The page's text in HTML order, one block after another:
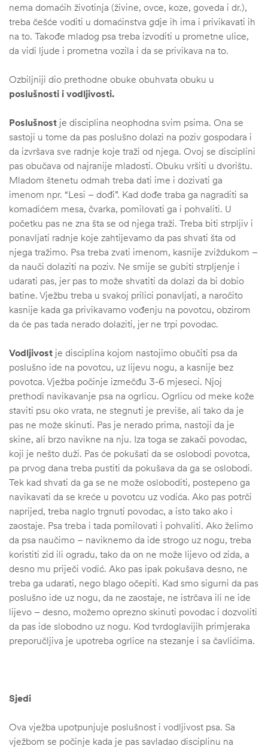
nema domaćih životinja (živine, ovce, koze, goveda i dr.),
treba češće voditi u domaćinstva gdje ih ima i privikavati ih
na to. Takođe mladog psa treba izvoditi u prometne ulice,
da vidi ljude i prometna vozila i da se privikava na to.
Ozbiljniji dio prethodne obuke obuhvata obuku u
poslušnosti i vodljivosti.
Poslušnost je disciplina neophodna svim psima. Ona se
sastoji u tome da pas poslušno dolazi na poziv gospodara i
da izvršava sve radnje koje traži od njega. Ovoj se disciplini
pas obučava od najranije mladosti. Obuku vršiti u dvorištu.
Mladom štenetu odmah treba dati ime i dozivati ga
imenom npr. “Lesi – dođi”. Kad dođe traba ga nagraditi sa
komadićem mesa, čvarka, pomilovati ga i pohvaliti. U
početku pas ne zna šta se od njega traži. Treba biti strpljiv i
ponavljati radnje koje zahtijevamo da pas shvati šta od
njega tražimo. Psa treba zvati imenom, kasnije zviždukom –
da nauči dolaziti na poziv. Ne smije se gubiti strpljenje i
udarati pas, jer pas to može shvatiti da dolazi da bi dobio
batine. Vježbu treba u svakoj prilici ponavljati, a naročito
kasnije kada ga privikavamo vođenju na povotcu, obzirom
da će pas tada nerado dolaziti, jer ne trpi povodac.
Vodljivost je disciplina kojom nastojimo obučiti psa da
poslušno ide na povotcu, uz lijevu nogu, a kasnije bez
povotca. Vježba počinje izmečđu 3-6 mjeseci. Njoj
prethodi navikavanje psa na ogrlicu. Ogrlicu od meke kože
staviti psu oko vrata, ne stegnuti je previše, ali tako da je
pas ne može skinuti. Pas je nerado prima, nastoji da je
skine, ali brzo navikne na nju. Iza toga se zakači povodac,
koji je nešto duži. Pas će pokušati da se oslobodi povotca,
pa prvog dana treba pustiti da pokušava da ga se oslobodi.
Tek kad shvati da ga se ne može osloboditi, postepeno ga
navikavati da se kreće u povotcu uz vodića. Ako pas potrči
naprijed, treba naglo trgnuti povodac, a isto tako ako i
zaostaje. Psa treba i tada pomilovati i pohvaliti. Ako želimo
da psa naučimo – naviknemo da ide strogo uz nogu, treba
koristiti zid ili ogradu, tako da on ne može lijevo od zida, a
desno mu priječi vodić. Ako pas ipak pokušava desno, ne
treba ga udarati, nego blago očepiti. Kad smo sigurni da pas
poslušno ide uz nogu, da ne zaostaje, ne istrčava ili ne ide
lijevo – desno, možemo oprezno skinuti povodac i dozvoliti
da pas ide slobodno uz nogu. Kod tvrdoglavijih primjeraka
preporučljiva je upotreba ogrlice na stezanje i sa čavlićima.
Sjedi
Ova vježba upotpunjuje poslušnost i vodljivost psa. Sa
vježbom se počinje kada je pas savladao disciplinu na